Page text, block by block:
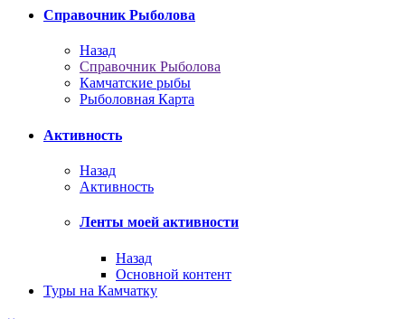
Справочник Рыболова
Назад
Справочник Рыболова
Камчатские рыбы
Рыболовная Карта
Активность
Назад
Активность
Ленты моей активности
Назад
Основной контент
Туры на Камчатку